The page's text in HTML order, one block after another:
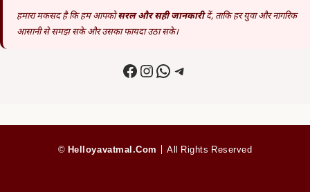
हमारा मकसद है कि हम आपकोसरल और सही जानकारीदें, ताकि हर युवा और नागरिक
आसानी से समझ सके और उसका फायदा उठा सके।
Facebook Instagram WhatsApp Telegram
© Helloyavatmal.com
| All Rights Reserved